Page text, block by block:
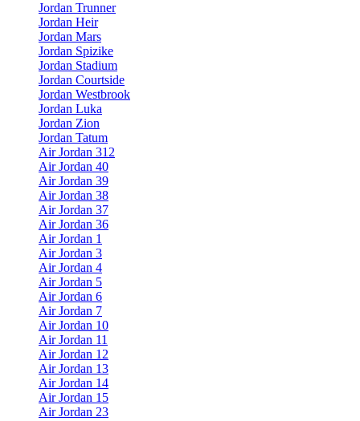
Jordan Trunner
Jordan Heir
Jordan Mars
Jordan Spizike
Jordan Stadium
Jordan Courtside
Jordan Westbrook
Jordan Luka
Jordan Zion
Jordan Tatum
Air Jordan 312
Air Jordan 40
Air Jordan 39
Air Jordan 38
Air Jordan 37
Air Jordan 36
Air Jordan 1
Air Jordan 3
Air Jordan 4
Air Jordan 5
Air Jordan 6
Air Jordan 7
Air Jordan 10
Air Jordan 11
Air Jordan 12
Air Jordan 13
Air Jordan 14
Air Jordan 15
Air Jordan 23